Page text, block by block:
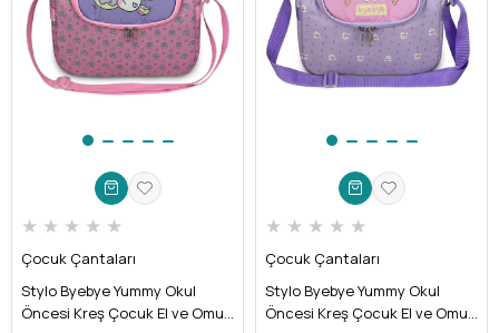
★ ★ ★ ★ ★
Çocuk Çantaları
Stylo Byebye Yummy Okul
Öncesi Kreş Çocuk El ve Omuz
★ ★ ★ ★ ★
Çocuk Çantaları
Stylo Byebye Yummy Okul
Öncesi Kreş Çocuk El ve Omuz